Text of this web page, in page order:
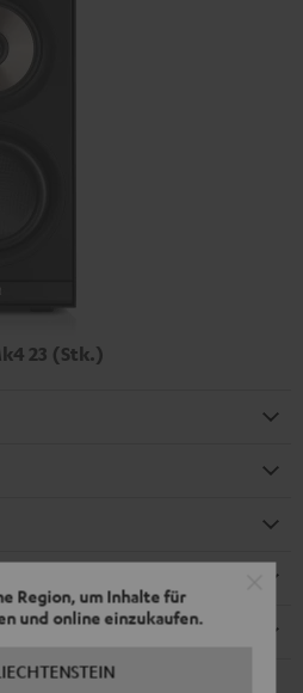
Region, um Inhalte für
und online einzukaufen.
23 (Stk.)